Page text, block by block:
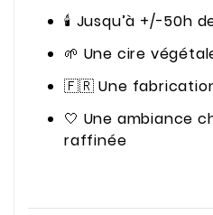
🕯️ Jusqu’à +/-50h
🌱 Une cire
🇫🇷 Une
🤍 Une ambiance
raffinée